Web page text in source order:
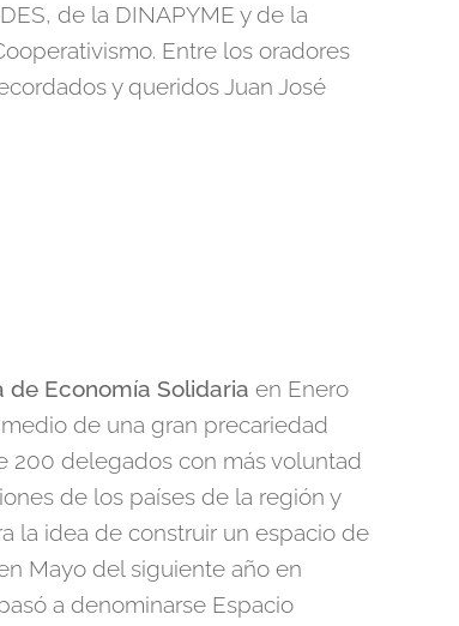
de la DINAPYME y de la
Entre los oradores
y queridos Juan José
de Economía Solidaria en Enero
de una gran precariedad
200 delegados con más voluntad
de los países de la región y
la idea de construir un espacio de
Mayo del siguiente año en
a denominarse Espacio